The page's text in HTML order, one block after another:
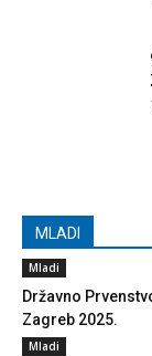
MLADI
Mladi
Državno
Zagreb 2025.
Mladi